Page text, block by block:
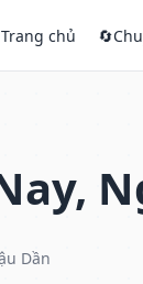
Trang chủ 🔄
Dần